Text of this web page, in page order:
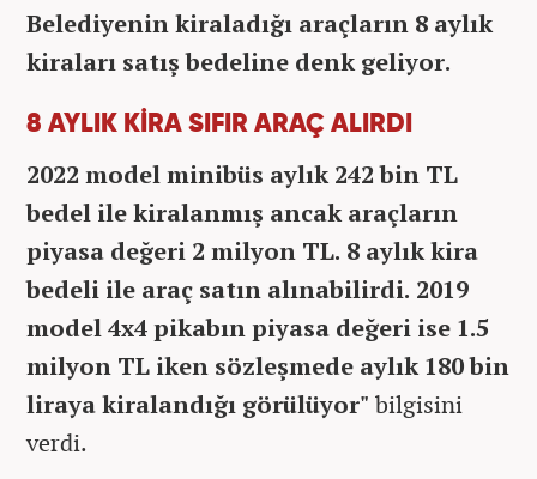
Belediyenin kiraladığı araçların 8 aylık
kiraları satış bedeline denk geliyor.
8 AYLIK KİRA SIFIR ARAÇ ALIRDI
2022 model minibüs aylık 242 bin TL
bedel ile kiralanmış ancak araçların
piyasa değeri 2 milyon TL. 8 aylık kira
bedeli ile araç satın alınabilirdi. 2019
model 4x4 pikabın piyasa değeri ise 1.5
milyon TL iken sözleşmede aylık 180 bin
liraya kiralandığı görülüyor" bilgisini
verdi.